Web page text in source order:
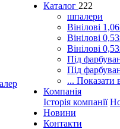
Каталог 222
шпалери
Вінілові
Вінілові
Вінілові
Під
Під
... Показати
Компанія
Історія компанії
Новини
Контакти